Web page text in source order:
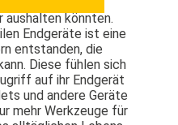
könnten.
Endgeräte ist eine
entstanden, die
Diese fühlen sich
auf ihr Endgerät
und andere Geräte
mehr Werkzeuge für